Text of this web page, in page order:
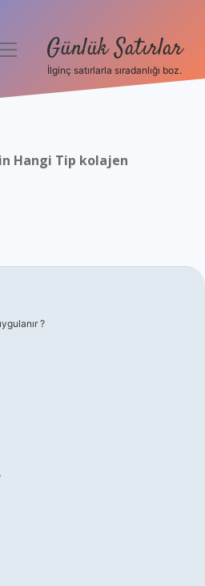
Günlük Satırlar
İlginç satırlarla sıradanlığı boz.
Hangi Tip kolajen
?